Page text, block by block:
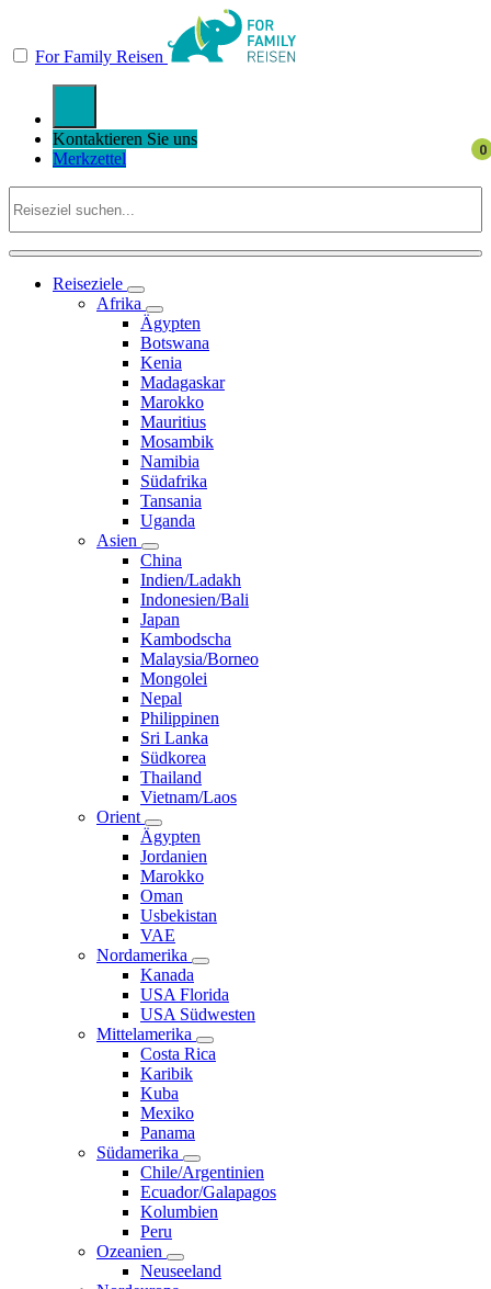
For Family Reisen
Kontaktieren Sie uns
Merkzettel
Reiseziele
Afrika
Ägypten
Botswana
Kenia
Madagaskar
Marokko
Mauritius
Mosambik
Namibia
Südafrika
Tansania
Uganda
Asien
China
Indien/Ladakh
Indonesien/Bali
Japan
Kambodscha
Malaysia/Borneo
Mongolei
Nepal
Philippinen
Sri Lanka
Südkorea
Thailand
Vietnam/Laos
Orient
Ägypten
Jordanien
Marokko
Oman
Usbekistan
VAE
Nordamerika
Kanada
USA Florida
USA Südwesten
Mittelamerika
Costa Rica
Karibik
Kuba
Mexiko
Panama
Südamerika
Chile/Argentinien
Ecuador/Galapagos
Kolumbien
Peru
Ozeanien
Neuseeland